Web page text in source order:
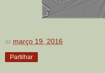
at março 19, 2016
Partilhar